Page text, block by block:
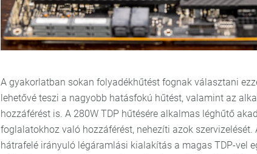
A gyakorlatban sokan folyadékhűtést fognak választani
lehetővé teszi a nagyobb hatásfokú hűtést, valamint az
hozzáférést is. A 280W TDP hűtésére alkalmas léghűtő
foglalatokhoz való hozzáférést, nehezíti azok szervizelését.
hátrafelé irányuló légáramlási kialakítás a magas TDP-vel